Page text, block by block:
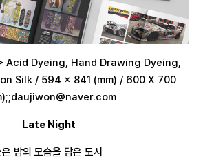
Acid Dyeing, Hand Drawing Dyeing,
Silk / 594 x 841 (mm) / 600 X 700
Late Night
밤의 모습을 담은 도시